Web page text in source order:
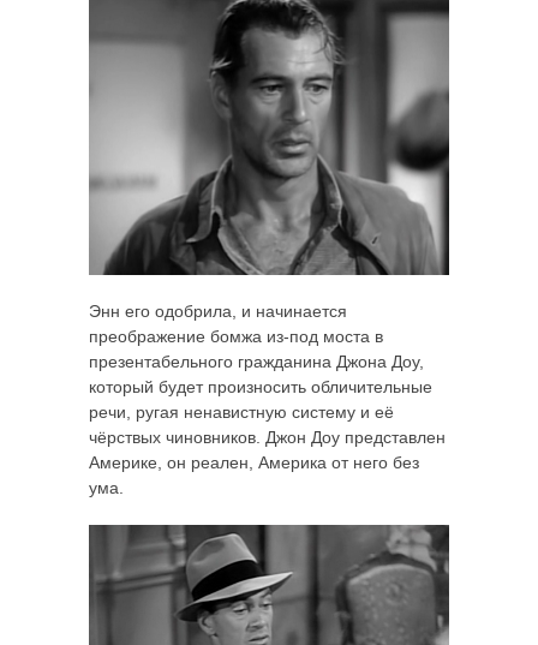
Энн его одобрила, и начинается
преображение бомжа из-под моста в
презентабельного гражданина Джона Доу,
который будет произносить обличительные
речи, ругая ненавистную систему и её
чёрствых чиновников. Джон Доу представлен
Америке, он реален, Америка от него без
ума.